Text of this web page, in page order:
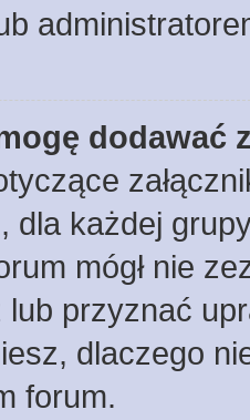
dodawać
dla każdej
mógł nie
przyznać
dlaczego
forum.